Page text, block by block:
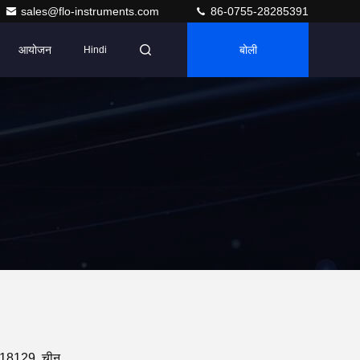
sales@flo-instruments.com 86-0755-28285391
आयोजन Hindi बोली